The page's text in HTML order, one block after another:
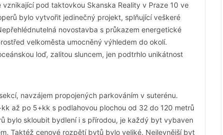
pod taktovkou Skanska Reality v Praze 10 ve
bylo vytvořit jedinečný projekt, splňující veškeré
novostavba s průkazem energetické
velkoměsta umocněný výhledem do okolí.
loď, zalitou sluncem, jen podtrhlo unikátnost
navzájem propojených parkováním v suterénu.
až po 5+kk s podlahovou plochou od 32 do 120 metrů
bylo skloubit bydlení i s přírodou, je každý byt vybaven
Taktéž cenové rozpětí bytů bylo veliké. Nejlevnější byt